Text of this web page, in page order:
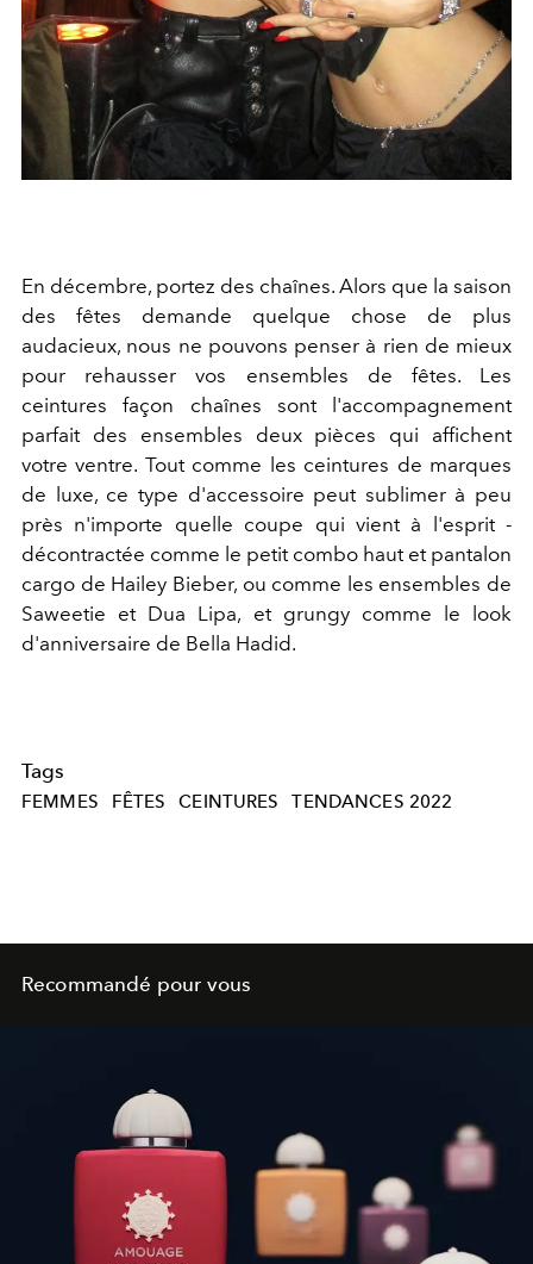
En décembre, portez des chaînes. Alors que la saison
des fêtes demande quelque chose de plus
audacieux, nous ne pouvons penser à rien de mieux
pour rehausser vos ensembles de fêtes. Les
ceintures façon chaînes sont l'accompagnement
parfait des ensembles deux pièces qui affichent
votre ventre. Tout comme les ceintures de marques
de luxe, ce type d'accessoire peut sublimer à peu
près n'importe quelle coupe qui vient à l'esprit -
décontractée comme le petit combo haut et pantalon
cargo de Hailey Bieber, ou comme les ensembles de
Saweetie et Dua Lipa, et grungy comme le look
d'anniversaire de Bella Hadid.
Tags
FEMMES FÊTES CEINTURES TENDANCES 2022
Recommandé pour vous